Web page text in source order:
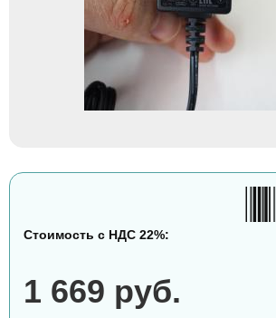
Стоимость с НДС 22%:
1 669 руб.